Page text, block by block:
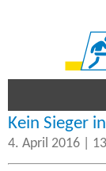
TSV
Kein Sieger
4. April 2016 |